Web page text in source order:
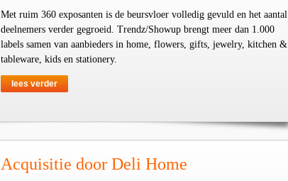
Met ruim 360 exposanten is de beursvloer volledig gevuld en het aantal
deelnemers verder gegroeid. Trendz/Showup brengt meer dan 1.000
labels samen van aanbieders in home, flowers, gifts, jewelry, kitchen &
tableware, kids en stationery.
lees verder
Acquisitie door Deli Home